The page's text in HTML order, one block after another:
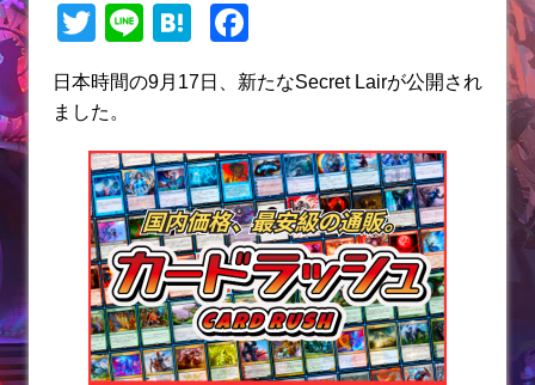
T
w
itt
Li
n
e
H
at
e
a
a
c
b
o
o
k
日本時間の9月17日、新たなSecret Lairが公開され
ました。